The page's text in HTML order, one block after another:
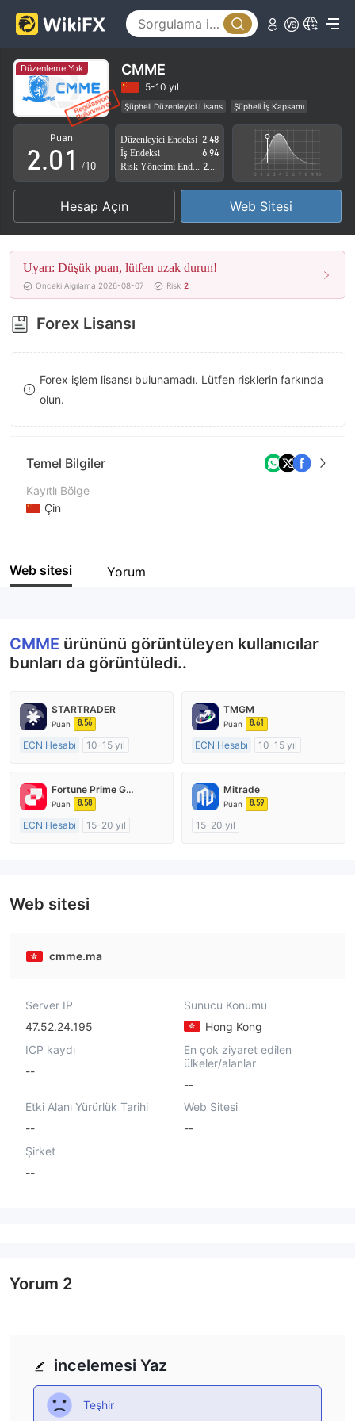
Düzenleme Yok CMME
5-10 yıl
Şüpheli Düzenleyici Lisans
Şüpheli İş Kapsamı
Yüksek düzeyde potansiyel risk
Puan
0
1
2
3
4
5
6
7
8
9
.0
1
2
3
4
5
6
7
8
0
1
2
3
4
5
6
7
8
/10
Düzenleyici Endeksi 2.48
İş Endeksi
6.94
Hesap Açın Web Sitesi
Uyarı: Düşük puan, lütfen uzak durun!
Önceki Algılama 2026-08-07 Risk 2
Forex Lisansı
Forex işlem lisansı bulunamadı. Lütfen risklerin farkında
olun.
Temel Bilgiler
Kayıtlı Bölge
Çin
Şirket Adı
Web sitesi Yorum
CMME ürününü görüntüleyen kullanıcılar
bunları da görüntüledi..
STARTRADER
Puan 8.56
ECN Hesabı
10-15 yıl
Pazar Yapıcılık (MM)
MT4 Tam Lisans
TMGM
Puan 8.61
ECN Hesabı
10-15 yıl
Pazar Yapıcılık (MM)
MT4 Tam Lisans
Fortune Prime Global
Puan 8.58
ECN Hesabı
15-20 yıl
Mitrade
Puan 8.59
15-20 yıl
Web sitesi
cmme.ma
Server IP
47.52.24.195
Sunucu Konumu
Hong Kong
ICP kaydı
--
En çok ziyaret edilen
ülkeler/alanlar
--
Etki Alanı Yürürlük Tarihi
--
Web Sitesi
--
Şirket
--
incelemesi Yaz
Teşhir
Yorum 2